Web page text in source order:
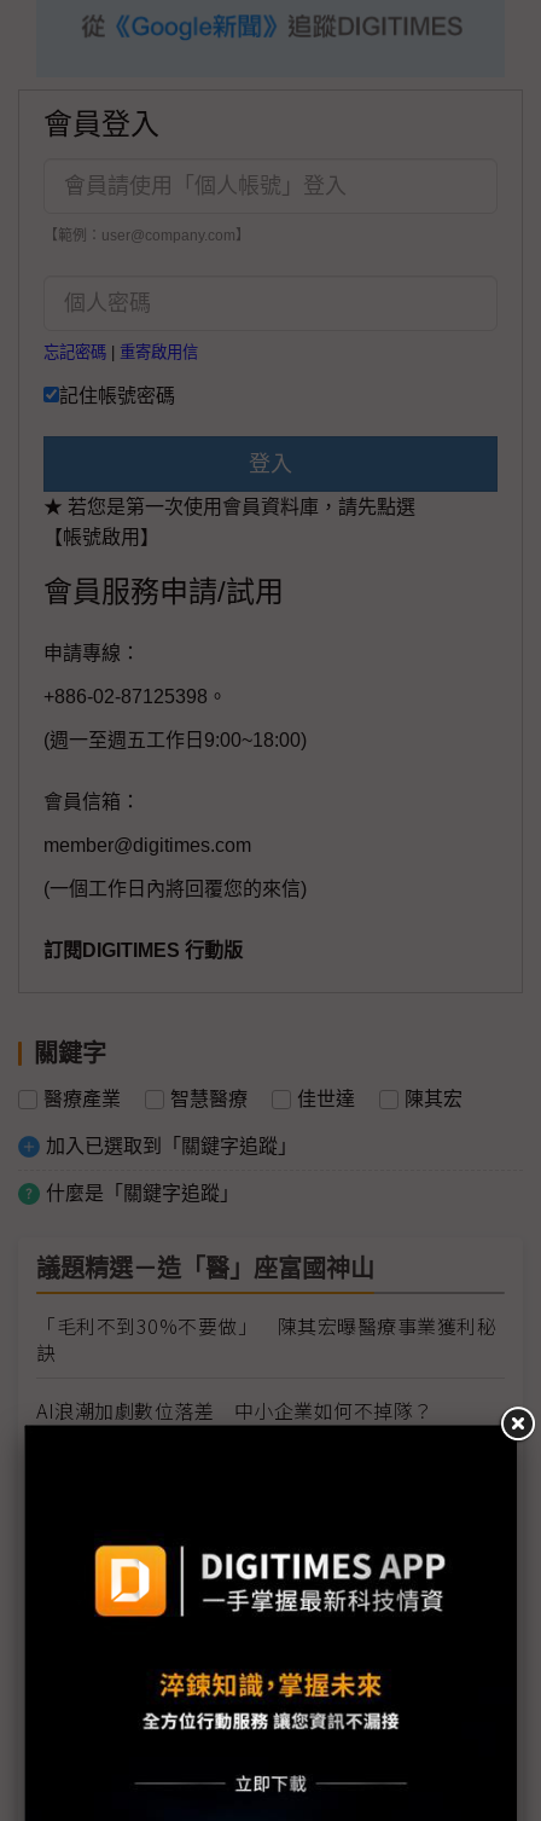
會員登入
【範例：user@company.com】
忘記密碼 重寄啟用信
記住帳號密碼
登入
★ 若您是第一次使用會員資料庫，請先點選
【帳號啟用】
會員服務申請/試用
申請專線：
+886-02-87125398。
(週一至週五工作日9:00~18:00)
會員信箱：
member@digitimes.com
(一個工作日內將回覆您的來信)
訂閱DIGITIMES 行動版
關鍵字
醫療產業 智慧醫療 佳世達 陳其宏
加入已選取到「關鍵字追蹤」
什麼是「關鍵字追蹤」
議題精選－造「醫」座富國神山
「毛利不到30%不要做」 陳其宏曝醫療事業獲利秘
訣
AI浪潮加劇數位落差 中小企業如何不掉隊？
顯示器廠商衝醫療沒在客氣 2025年成長兩位數起跳
Tim Cook強調發展AI隱私不可少 醫療健康是蘋果最